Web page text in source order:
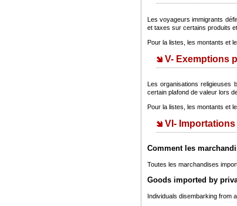
Les voyageurs immigrants
et taxes sur certains produits
Pour la listes, les montants et
V- Exemptions
Les organisations religieuses
certain plafond de valeur lors
Pour la listes, les montants et
VI-
Comment les
Toutes les marchandises
Goods imported by
Individuals disembarking from